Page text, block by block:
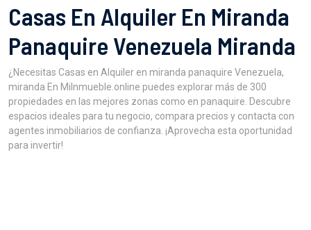
Casas En Alquiler En Miranda
Panaquire Venezuela Miranda
¿Necesitas Casas en Alquiler en miranda panaquire Venezuela,
miranda En MiInmueble.online puedes explorar más de 300
propiedades en las mejores zonas como en panaquire. Descubre
espacios ideales para tu negocio, compara precios y contacta con
agentes inmobiliarios de confianza. ¡Aprovecha esta oportunidad
para invertir!